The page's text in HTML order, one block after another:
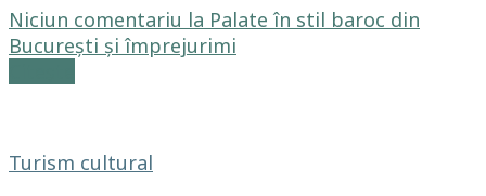
Niciun comentariu la Palate în stil baroc din
București și împrejurimi
Turism cultural